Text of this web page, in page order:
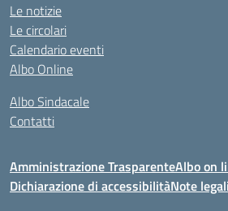
Le notizie
Le circolari
Calendario eventi
Albo Online
Albo Sindacale
Contatti
Amministrazione TrasparenteAlbo on
Dichiarazione di accessibilitàNote legali